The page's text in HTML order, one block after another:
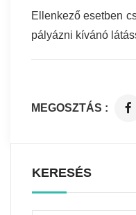
Ellenkező esetben
pályázni kívánó
MEGOSZTÁS :
KERESÉS